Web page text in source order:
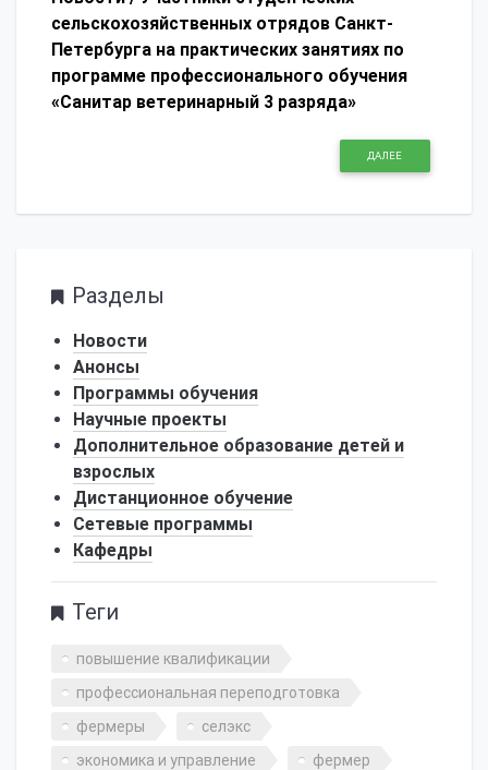
сельскохозяйственных отрядов Санкт-
Петербурга на практических занятиях по
программе профессионального обучения
«Санитар ветеринарный 3 разряда»
ДАЛЕЕ
Разделы
Новости
Анонсы
Программы обучения
Научные проекты
Дополнительное образование детей и
взрослых
Дистанционное обучение
Сетевые программы
Кафедры
Теги
повышение квалификации
профессиональная переподготовка
фермеры
селэкс
экономика и управление
фермер